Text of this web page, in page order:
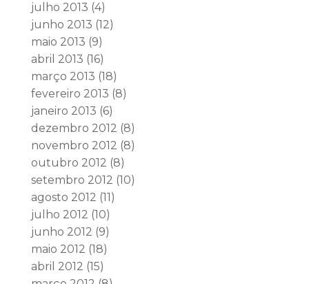
julho 2013 (4)
junho 2013 (12)
maio 2013 (9)
abril 2013 (16)
março 2013 (18)
fevereiro 2013 (8)
janeiro 2013 (6)
dezembro 2012 (8)
novembro 2012 (8)
outubro 2012 (8)
setembro 2012 (10)
agosto 2012 (11)
julho 2012 (10)
junho 2012 (9)
maio 2012 (18)
abril 2012 (15)